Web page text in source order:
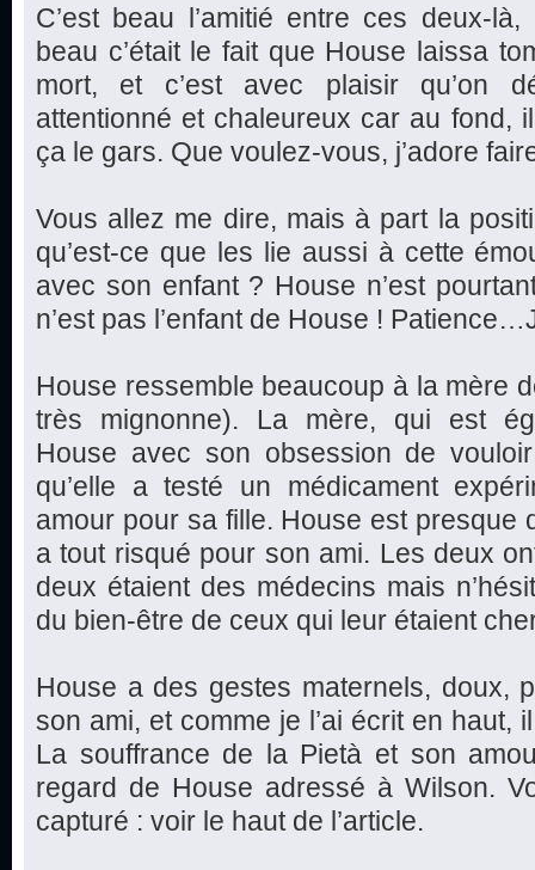
C’est beau l’amitié entre ces deux-
beau c’était le fait que House laissa
mort, et c’est avec plaisir qu’on
attentionné et chaleureux car au fond,
ça le gars. Que voulez-vous, j’adore
Vous allez me dire, mais à part la
qu’est-ce que les lie aussi à cette
avec son enfant ? House n’est
n’est pas l’enfant de House !
House ressemble beaucoup à la mère
très mignonne). La mère, qui est
House avec son obsession de
qu’elle a testé un médicament
amour pour sa fille. House est presque
a tout risqué pour son ami. Les deux
deux étaient des médecins mais
du bien-être de ceux qui leur étaient
House a des gestes maternels, doux,
son ami, et comme je l’ai écrit en haut,
La souffrance de la Pietà et son
regard de House adressé à Wilson.
capturé : voir le haut de l’article.